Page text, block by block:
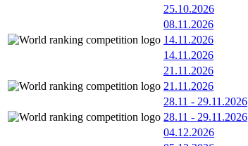
25.10.2026
08.11.2026
14.11.2026
14.11.2026
21.11.2026
21.11.2026
28.11 - 29.11.2026
28.11 - 29.11.2026
04.12.2026